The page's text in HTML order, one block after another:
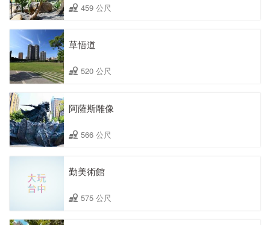
459 公尺
草悟道
520 公尺
阿薩斯雕像
566 公尺
勤美術館
575 公尺